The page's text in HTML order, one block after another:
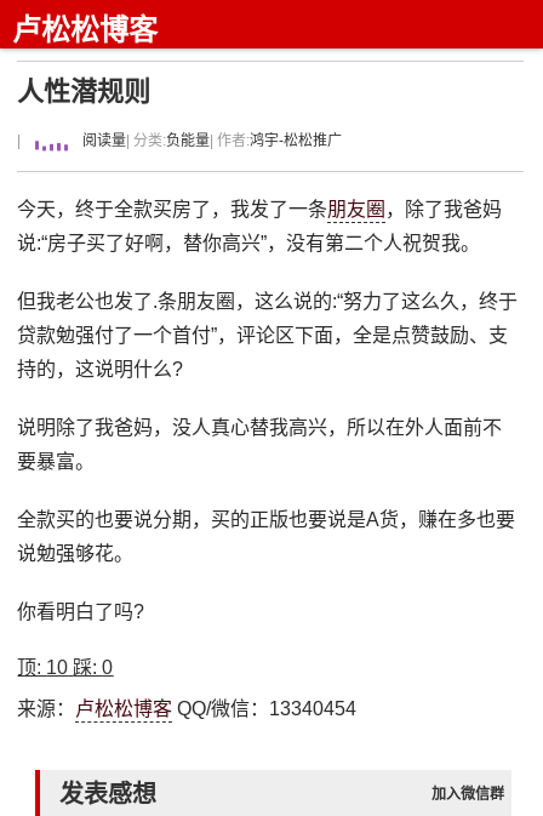
卢松松博客
人性潜规则
阅读量 | 分类:负能量 | 作者:鸿宇-松松推广
今天，终于全款买房了，我发了一条朋友圈 ，除了我爸妈
说:“房子买了好啊，替你高兴”，没有第二个人祝贺我。
但我老公也发了.条朋友圈，这么说的:“努力了这么久，终于
贷款勉强付了一个首付”，评论区下面，全是点赞鼓励、支
持的，这说明什么?
说明除了我爸妈，没人真心替我高兴，所以在外人面前不
要暴富。
全款买的也要说分期，买的正版也要说是A货，赚在多也要
说勉强够花。
你看明白了吗?
顶: 10 踩:0
来源： 卢松松博客 QQ/微信：13340454
发表感想 加入微信群